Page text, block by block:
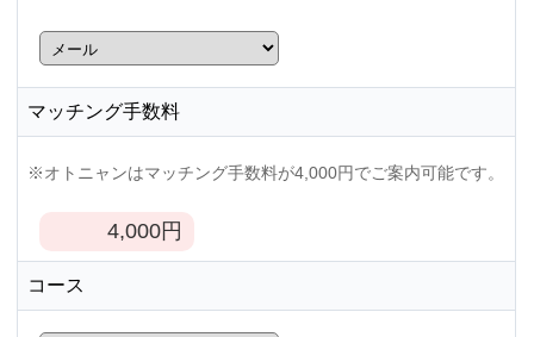
マッチング手数料
※オトニャンはマッチング手数料が4,000円でご案内可能です。
4,000円
コース